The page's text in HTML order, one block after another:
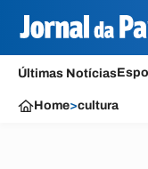
Últimas Notícias
Home>cultura